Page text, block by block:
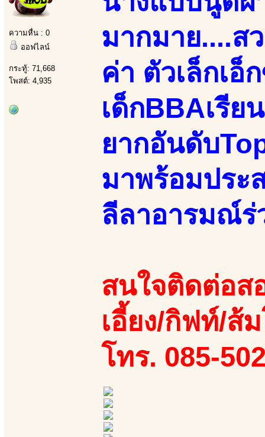
ความหื่น : 0
ออฟไลน์
กระทู้: 71,668
โพสต์: 4,935
มากมาย....ส
ค่า ตัวเล็กเอ็
เด็กBBAเรี
ยากอันดับ
มาพร้อมประ
ลีลาอารมณ์ร่
สนใจติดต่อส
เอี้ยง/กิฟท์/ส้
โทร. 085-